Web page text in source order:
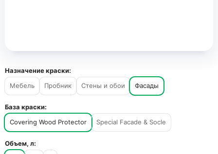
Назначение краски:
Мебель
Пробник Стены и обои Фасады
База краски:
Covering Wood Protector
Special Facade & Socle
Объем, л: